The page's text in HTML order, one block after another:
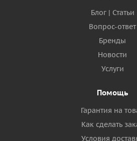
Блог | Статьи
Вопрос-ответ
Бренды
Новости
Услуги
Помощь
Гарантия на
Как сделать
Условия